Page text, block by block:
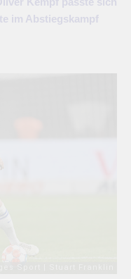
im Abstiegskampf